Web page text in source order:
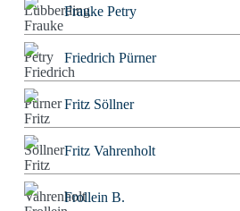
Frauke Petry
Friedrich Pürner
Fritz Söllner
Fritz Vahrenholt
Frollein B.